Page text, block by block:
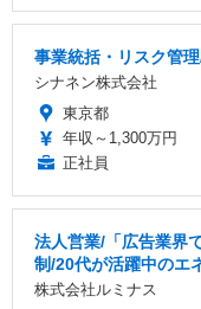
事業統括・リスク管
シナネン株式会社
東京都
年収～1,300万円
正社員
法人営業/「広告業界
制/20代が活躍中のエ
株式会社ルミナス